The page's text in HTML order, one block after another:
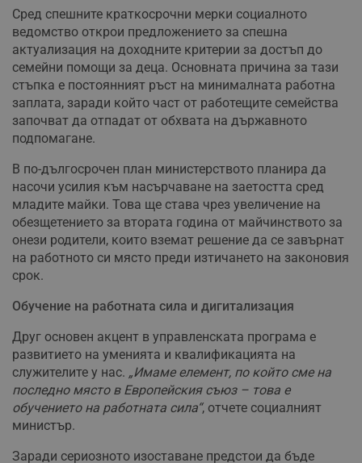
Сред спешните краткосрочни мерки социалното
ведомство открои предложението за спешна
актуализация на доходните критерии за достъп до
семейни помощи за деца. Основната причина за тази
стъпка е постоянният ръст на минималната работна
заплата, заради който част от работещите семейства
започват да отпадат от обхвата на държавното
подпомагане.
В по-дългосрочен план министерството планира да
насочи усилия към насърчаване на заетостта сред
младите майки. Това ще става чрез увеличение на
обезщетението за втората година от майчинството за
онези родители, които вземат решение да се завърнат
на работното си място преди изтичането на законовия
срок.
Обучение на работната сила и дигитализация
Друг основен акцент в управленската програма е
развитието на уменията и квалификацията на
служителите у нас. „Имаме елемент, по който сме на
последно място в Европейския съюз – това е
обучението на работната сила“, отчете социалният
министър.
Заради сериозното изоставане предстои да бъде